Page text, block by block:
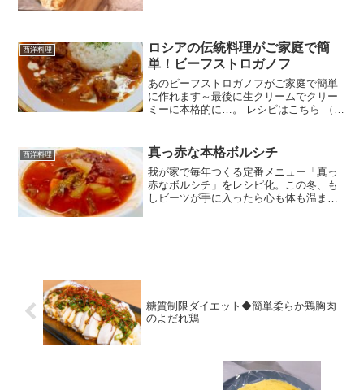
西洋料理
ロシアの伝統料理がご家庭で簡
単！ビーフストロガノフ
あのビーフストロガノフがご家庭で簡単
に作れます～最後に生クリームでクリー
ミーに本格的に…。 レシピはこちら （楽
ュルーム★水★赤ワイン★コンソメ顆粒
ケチャップ...
西洋料理 真っ赤な本格ボルシチ
我が家で毎年つくる定番メニュー「真っ
赤なボルシチ」をレシピ化。この冬、も
しビーツが手に入ったら心も体も温まる
糖質制限ダイエット◆簡単柔らか鶏胸肉
のよだれ鶏